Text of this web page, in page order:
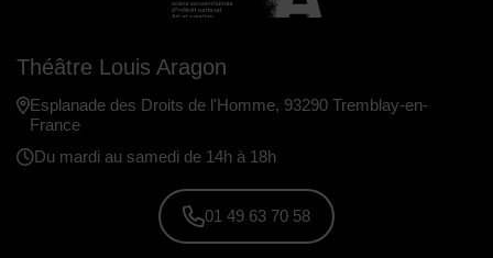
Théâtre Louis Aragon
Esplanade des Droits de l'Homme, 93290 Tremblay-en-
France
Du mardi au samedi de 14h à 18h
01 49 63 70 58